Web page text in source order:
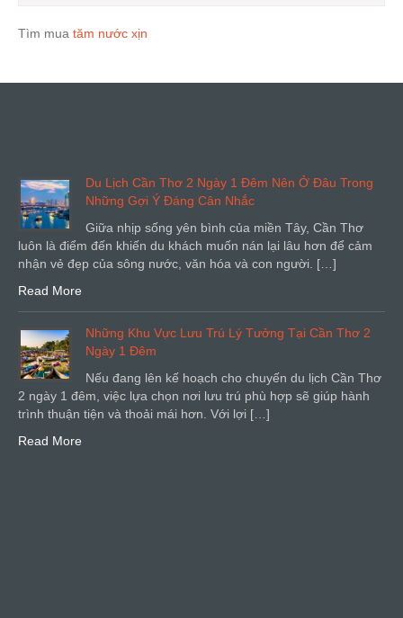
Tìm mua tăm nước xịn
Du Lịch Cần Thơ 2 Ngày 1 Đêm Nên Ở Đâu Trong
Những Gợi Ý Đáng Cân Nhắc
Giữa nhịp sống yên bình của miền Tây, Cần Thơ
luôn là điểm đến khiến du khách muốn nán lại lâu hơn để cảm
nhận vẻ đẹp của sông nước, văn hóa và con người. […]
Read More
Những Khu Vực Lưu Trú Lý Tưởng Tại Cần Thơ 2
Ngày 1 Đêm
Nếu đang lên kế hoạch cho chuyến du lịch Cần Thơ
2 ngày 1 đêm, việc lựa chọn nơi lưu trú phù hợp sẽ giúp hành
trình thuận tiện và thoải mái hơn. Với lợi […]
Read More